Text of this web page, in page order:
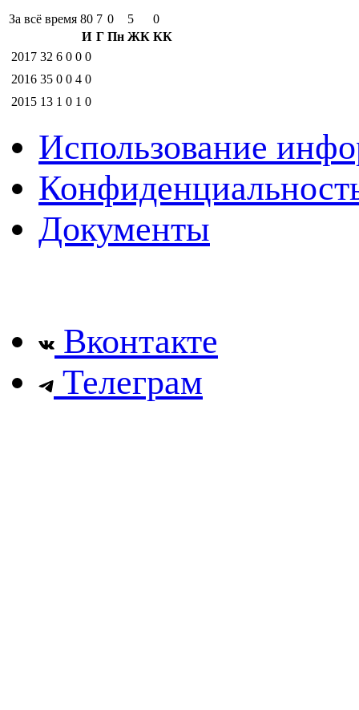
За всё время 80 7 0 5
0
И Г Пн ЖК КК
2017 32 6 0 0 0
2016 35 0 0 4 0
2015 13 1 0 1 0
Использование
Документы
Вконтакте
Телеграм